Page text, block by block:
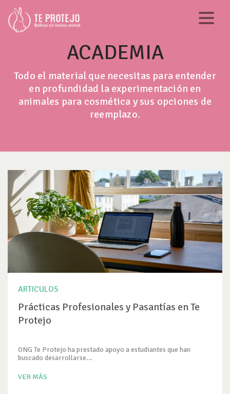
ACADEMIA
Todo el material que necesitas para entender
en profundidad la experimentación en
animales para cosmética y sus opciones de
reemplazo.
ARTICULOS
Prácticas Profesionales y Pasantías en Te
Protejo
ONG Te Protejo ha prestado apoyo a estudiantes que han
buscado desarrollarse...
VER MÁS